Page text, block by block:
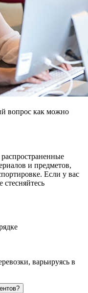
вопрос как можно
и предметов,
Если у вас
варьируясь в